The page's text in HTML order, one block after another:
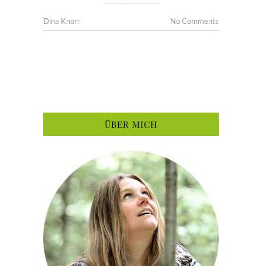
Dina Knorr No Comments
ÜBER MICH